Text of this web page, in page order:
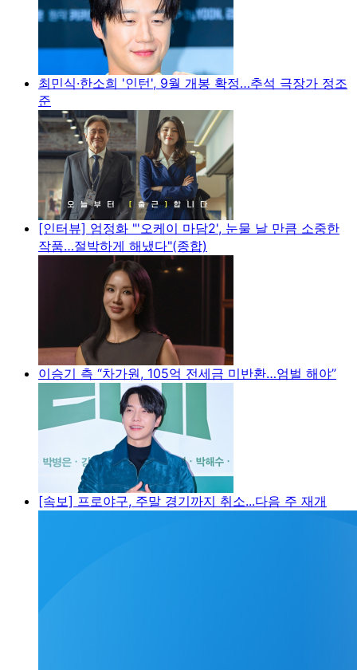
최민식·한소희 '인턴', 9월 개봉 확정…추석 극장가 정조
준
[인터뷰] 엄정화 "'오케이 마담2', 눈물 날 만큼 소중한
작품…절박하게 해냈다"(종합)
이승기 측 “차가원, 105억 전세금 미반환…엄벌 해야”
[속보] 프로야구, 주말 경기까지 취소...다음 주 재개